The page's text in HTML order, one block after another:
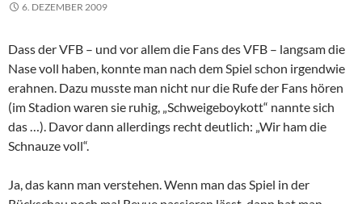
6. DEZEMBER 2009
Dass der VFB – und vor allem die Fans des VFB – langsam die
Nase voll haben, konnte man nach dem Spiel schon irgendwie
erahnen. Dazu musste man nicht nur die Rufe der Fans hören
(im Stadion waren sie ruhig, „Schweigeboykott“ nannte sich
das …). Davor dann allerdings recht deutlich: „Wir ham die
Schnauze voll“.
Ja, das kann man verstehen. Wenn man das Spiel in der